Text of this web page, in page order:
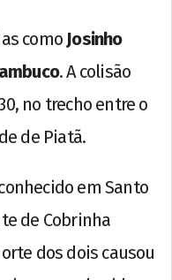
como Josinho
. A colisão
no trecho entre o
de Piatã.
em Santo
de Cobrinha
dos dois causou